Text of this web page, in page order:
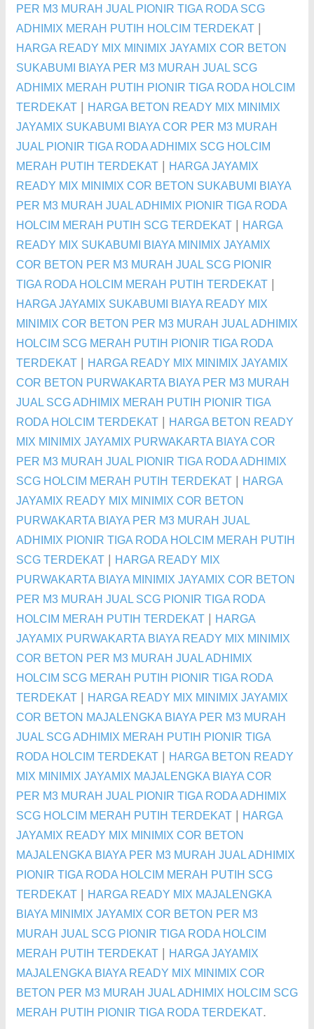
PER M3 MURAH JUAL PIONIR TIGA RODA SCG
ADHIMIX MERAH PUTIH HOLCIM TERDEKAT
HARGA READY MIX MINIMIX JAYAMIX COR BETON
SUKABUMI BIAYA PER M3 MURAH JUAL SCG
ADHIMIX MERAH PUTIH PIONIR TIGA RODA HOLCIM
TERDEKAT
HARGA BETON READY MIX MINIMIX
JAYAMIX SUKABUMI BIAYA COR PER M3 MURAH
JUAL PIONIR TIGA RODA ADHIMIX SCG HOLCIM
MERAH PUTIH TERDEKAT
HARGA JAYAMIX
READY MIX MINIMIX COR BETON SUKABUMI BIAYA
PER M3 MURAH JUAL ADHIMIX PIONIR TIGA RODA
HOLCIM MERAH PUTIH SCG TERDEKAT
HARGA
READY MIX SUKABUMI BIAYA MINIMIX JAYAMIX
COR BETON PER M3 MURAH JUAL SCG PIONIR
TIGA RODA HOLCIM MERAH PUTIH TERDEKAT
HARGA JAYAMIX SUKABUMI BIAYA READY MIX
MINIMIX COR BETON PER M3 MURAH JUAL ADHIMIX
HOLCIM SCG MERAH PUTIH PIONIR TIGA RODA
TERDEKAT
HARGA READY MIX MINIMIX JAYAMIX
COR BETON PURWAKARTA BIAYA PER M3 MURAH
JUAL SCG ADHIMIX MERAH PUTIH PIONIR TIGA
RODA HOLCIM TERDEKAT
HARGA BETON READY
MIX MINIMIX JAYAMIX PURWAKARTA BIAYA COR
PER M3 MURAH JUAL PIONIR TIGA RODA ADHIMIX
SCG HOLCIM MERAH PUTIH TERDEKAT
HARGA
JAYAMIX READY MIX MINIMIX COR BETON
PURWAKARTA BIAYA PER M3 MURAH JUAL
ADHIMIX PIONIR TIGA RODA HOLCIM MERAH PUTIH
SCG TERDEKAT
HARGA READY MIX
PURWAKARTA BIAYA MINIMIX JAYAMIX COR BETON
PER M3 MURAH JUAL SCG PIONIR TIGA RODA
HOLCIM MERAH PUTIH TERDEKAT
HARGA
JAYAMIX PURWAKARTA BIAYA READY MIX MINIMIX
COR BETON PER M3 MURAH JUAL ADHIMIX
HOLCIM SCG MERAH PUTIH PIONIR TIGA RODA
TERDEKAT
HARGA READY MIX MINIMIX JAYAMIX
COR BETON MAJALENGKA BIAYA PER M3 MURAH
JUAL SCG ADHIMIX MERAH PUTIH PIONIR TIGA
RODA HOLCIM TERDEKAT
HARGA BETON READY
MIX MINIMIX JAYAMIX MAJALENGKA BIAYA COR
PER M3 MURAH JUAL PIONIR TIGA RODA ADHIMIX
SCG HOLCIM MERAH PUTIH TERDEKAT
HARGA
JAYAMIX READY MIX MINIMIX COR BETON
MAJALENGKA BIAYA PER M3 MURAH JUAL ADHIMIX
PIONIR TIGA RODA HOLCIM MERAH PUTIH SCG
TERDEKAT
HARGA READY MIX MAJALENGKA
BIAYA MINIMIX JAYAMIX COR BETON PER M3
MURAH JUAL SCG PIONIR TIGA RODA HOLCIM
MERAH PUTIH TERDEKAT
HARGA JAYAMIX
MAJALENGKA BIAYA READY MIX MINIMIX COR
BETON PER M3 MURAH JUAL ADHIMIX HOLCIM SCG
MERAH PUTIH PIONIR TIGA RODA TERDEKAT.